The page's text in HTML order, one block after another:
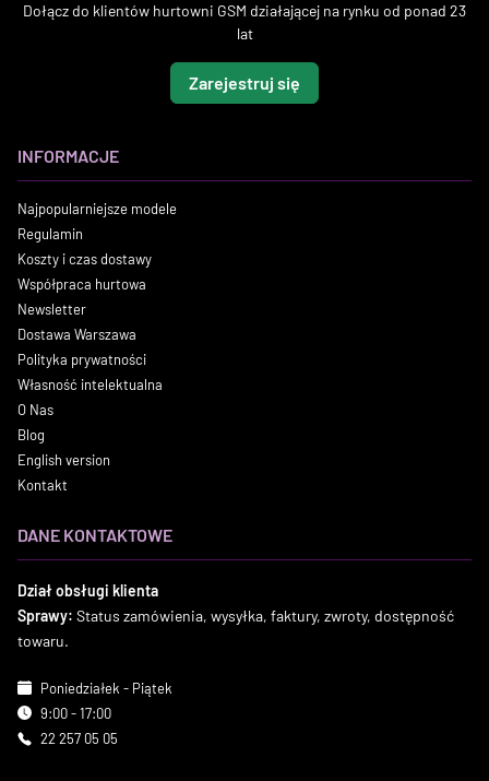
Dołącz do klientów hurtowni GSM działającej na rynku od ponad 23
lat
Zarejestruj się
INFORMACJE
Najpopularniejsze modele
Regulamin
Koszty i czas dostawy
Współpraca hurtowa
Newsletter
Dostawa Warszawa
Polityka prywatności
Własność intelektualna
O Nas
Blog
English version
Kontakt
DANE KONTAKTOWE
Dział obsługi klienta
Sprawy: Status zamówienia, wysyłka, faktury, zwroty, dostępność
towaru.
Poniedziałek - Piątek
9:00 - 17:00
22 257 05 05